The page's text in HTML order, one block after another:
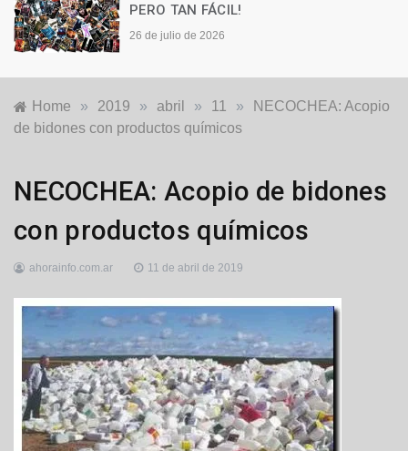
PERO TAN FÁCIL!
26 de julio de 2026
Home » 2019 » abril » 11 »
NECOCHEA: Acopio
de bidones con productos químicos
Agro ,
Locales
NECOCHEA: Acopio de bidones
con productos químicos
ahorainfo.com.ar 11 de abril de 2019